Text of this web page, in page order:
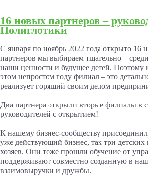
16 новых партнеров –
Полиглотики
С января по ноябрь 2022 года открыто
партнеров мы выбираем тщательно –
наши ценности и будущее детей.
этом непростом году филиал – это
реализует горящий своим делом
Два партнера открыли вторые филиалы в
руководителей с открытием!
К нашему бизнес-сообществу
уже действующий бизнес, так три
хозяев. Они тоже прошли обучение от
поддерживают совместно созданную в
взаимовыручки и дружбы.